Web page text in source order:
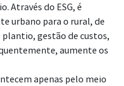
Através do ESG, é
urbano para o rural, de
gestão de custos,
aumente os
apenas pelo meio